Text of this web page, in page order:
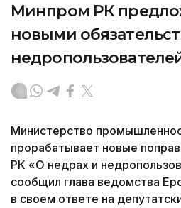
Минпром РК
новыми
Министерство
прорабатывает новые
РК «О недрах и
сообщил глава ведомства
в своем ответе на